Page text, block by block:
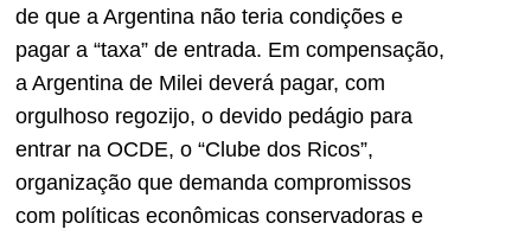
de que a Argentina não teria condições e
pagar a “taxa” de entrada. Em compensação,
a Argentina de Milei deverá pagar, com
orgulhoso regozijo, o devido pedágio para
entrar na OCDE, o “Clube dos Ricos”,
organização que demanda compromissos
com políticas econômicas conservadoras e